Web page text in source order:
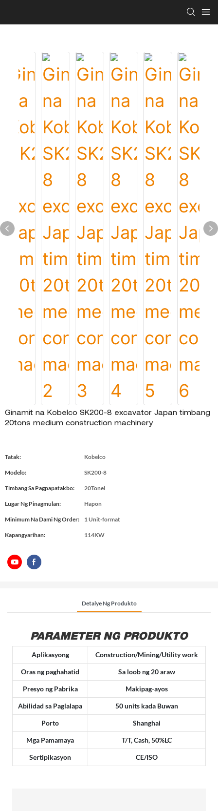
Ginamit na Kobelco SK200-8 excavator Japan timbang
20tons medium construction machinery
Tatak: Kobelco
Modelo: SK200-8
Timbang Sa Pagpapatakbo: 20Tonel
Lugar Ng Pinagmulan: Hapon
Minimum Na Dami Ng Order: 1 Unit-format
Kapangyarihan: 114KW
Detalye Ng Produkto
PARAMETER NG PRODUKTO
Aplikasyong Construction/Mining/Utility work
Oras ng paghahatid Sa loob ng 20 araw
Presyo ng Pabrika Makipag-ayos
Abilidad sa Paglalapa 50 units kada Buwan
Porto Shanghai
Mga Pamamaya T/T, Cash, 50%LC
Sertipikasyon CE/ISO